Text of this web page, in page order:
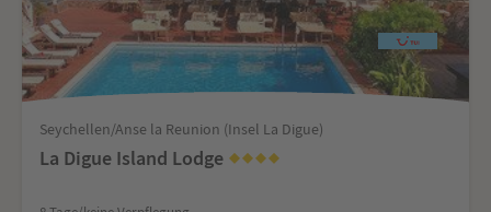
Seychellen/Anse la Reunion (Insel La Digue)
La Digue Island Lodge